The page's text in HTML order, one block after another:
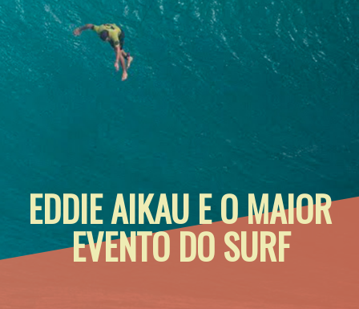
EDDIE AIKAU E O MAIOR
EVENTO DO SURF